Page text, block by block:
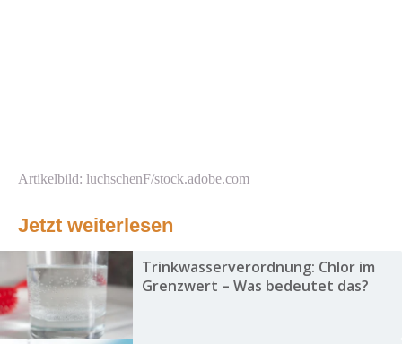
Artikelbild: luchschenF/stock.adobe.com
Jetzt weiterlesen
Trinkwasserverordnung: Chlor im
Grenzwert – Was bedeutet das?